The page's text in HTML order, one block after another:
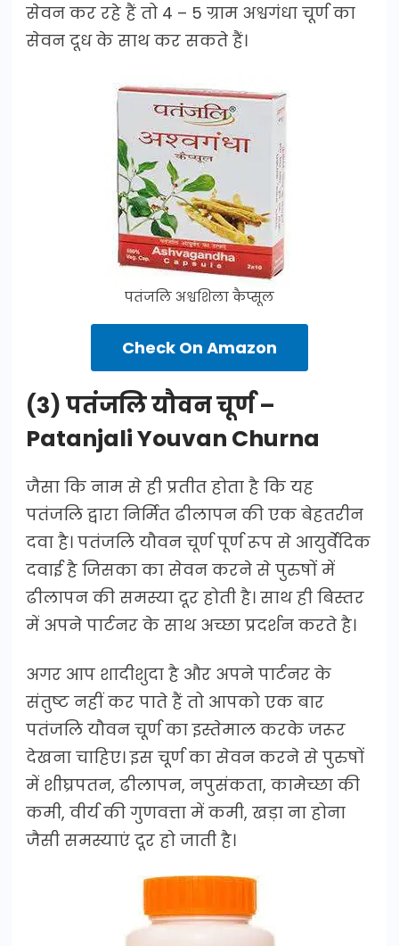
सेवन कर रहे हैं तो 4 – 5 ग्राम अश्वगंधा चूर्ण का
सेवन दूध के साथ कर सकते हैं।
पतंजलि अश्वशिला कैप्सूल
Check On Amazon
(3) पतंजलि यौवन चूर्ण –
Patanjali Youvan Churna
जैसा कि नाम से ही प्रतीत होता है कि यह
पतंजलि द्वारा निर्मित ढीलापन की एक बेहतरीन
दवा है। पतंजलि यौवन चूर्ण पूर्ण रूप से आयुर्वेदिक
दवाई है जिसका का सेवन करने से पुरुषों में
ढीलापन की समस्या दूर होती है। साथ ही बिस्तर
में अपने पार्टनर के साथ अच्छा प्रदर्शन करते है।
अगर आप शादीशुदा है और अपने पार्टनर के
संतुष्ट नहीं कर पाते हैं तो आपको एक बार
पतंजलि यौवन चूर्ण का इस्तेमाल करके जरूर
देखना चाहिए। इस चूर्ण का सेवन करने से पुरुषों
में शीघ्रपतन, ढीलापन, नपुसंकता, कामेच्छा की
कमी, वीर्य की गुणवत्ता में कमी, खड़ा ना होना
जैसी समस्याएं दूर हो जाती है।